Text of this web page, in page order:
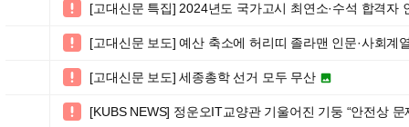
 [고대신문 특집] 2024년도 국가고시 최연소·수석 합격자
 [고대신문 보도] 예산 축소에 허리띠 졸라맨 인문·사회계
 [고대신문 보도] 세종총학 선거 모두 무산 
 [KUBS NEWS] 정운오IT교양관 기울어진 기둥 “안전상 문